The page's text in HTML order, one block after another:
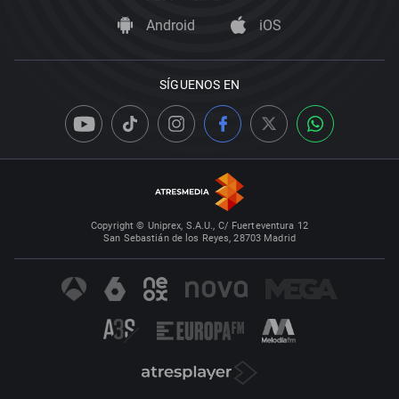
Android iOS
SÍGUENOS EN
Copyright © Uniprex, S.A.U., C/ Fuerteventura 12
San Sebastián de los Reyes, 28703 Madrid